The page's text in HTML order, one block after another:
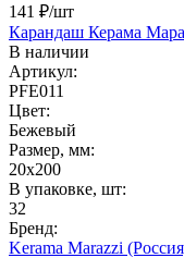
141 ₽/шт
Карандаш Керама
В наличии
Артикул:
PFE011
Цвет:
Бежевый
Размер, мм:
20x200
В упаковке, шт:
32
Бренд:
Kerama Marazzi